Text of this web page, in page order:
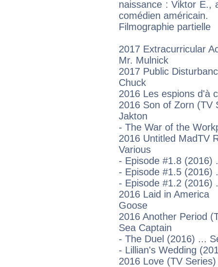
naissance : Viktor E.,
comédien américain.
Filmographie partielle
2017 Extracurricular
Mr. Mulnick
2017 Public
Chuck
2016 Les espions d'à
2016 Son of Zorn (TV
Jakton
- The War of the
2016 Untitled MadTV
Various
- Episode #1.8 (2016)
- Episode #1.5 (2016)
- Episode #1.2 (2016)
2016 Laid in America
Goose
2016 Another Period
Sea Captain
- The Duel (2016) ...
- Lillian's Wedding
2016 Love (TV Series)